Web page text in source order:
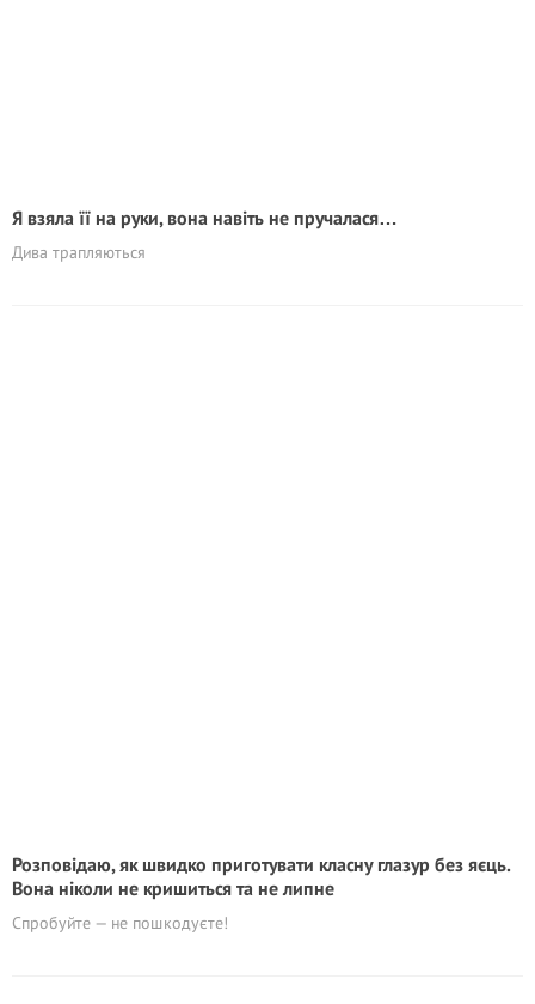
Я взяла її на руки, вона навіть не пручалася…
Дива трапляються
Розповідаю, як швидко приготувати класну глазур без яєць.
Вона ніколи не кришиться та не липне
Спробуйте — не пошкодуєте!